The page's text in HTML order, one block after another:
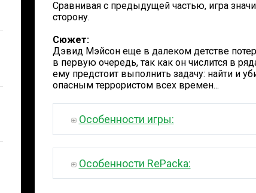
Сравнивая с предыдущей частью, игра
сторону.
Сюжет:
Дэвид Мэйсон еще в далеком детстве
в первую очередь, так как он числится в
ему предстоит выполнить задачу: найти и
опасным террористом всех времен...
Особенности игры:
Особенности RePacka: